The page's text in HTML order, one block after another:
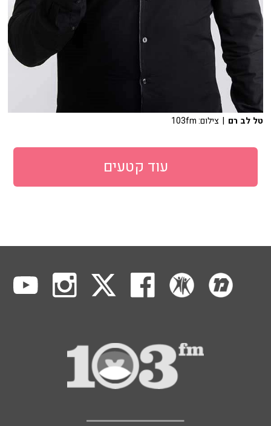
טל לב רם | צילום: 103fm
עוד קטעים